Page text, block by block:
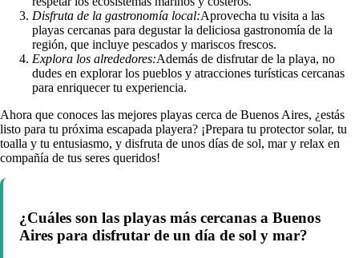
Disfruta de la gastronomía local:Aprovecha tu visita a las
playas cercanas para degustar la deliciosa gastronomía de la
región, que incluye pescados y mariscos frescos.
Explora los alrededores:Además de disfrutar de la playa, no
dudes en explorar los pueblos y atracciones turísticas cercanas
para enriquecer tu experiencia.
Ahora que conoces las mejores playas cerca de Buenos Aires, ¿estás
listo para tu próxima escapada playera? ¡Prepara tu protector solar, tu
toalla y tu entusiasmo, y disfruta de unos días de sol, mar y relax en
compañía de tus seres queridos!
¿Cuáles son las playas más cercanas a Buenos
Aires para disfrutar de un día de sol y mar?